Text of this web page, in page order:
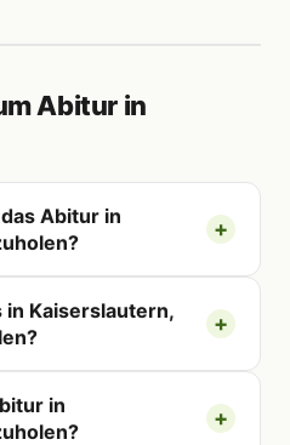
Abitur in
Abitur in
in Kaiserslautern,
in